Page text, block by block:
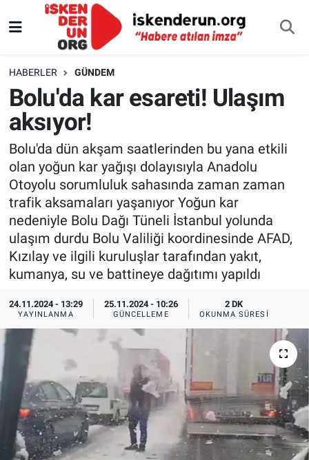
HABERLER GÜNDEM
Bolu'da kar esareti! Ulaşım
aksıyor!
Bolu'da dün akşam saatlerinden bu yana etkili
olan yoğun kar yağışı dolayısıyla Anadolu
Otoyolu sorumluluk sahasında zaman zaman
trafik aksamaları yaşanıyor Yoğun kar
nedeniyle Bolu Dağı Tüneli İstanbul yolunda
ulaşım durdu Bolu Valiliği koordinesinde AFAD,
Kızılay ve ilgili kuruluşlar tarafından yakıt,
kumanya, su ve battineye dağıtımı yapıldı
24.11.2024 - 13:29
YAYINLANMA
25.11.2024 - 10:26
GÜNCELLEME
2 DK
OKUNMA SÜRESI